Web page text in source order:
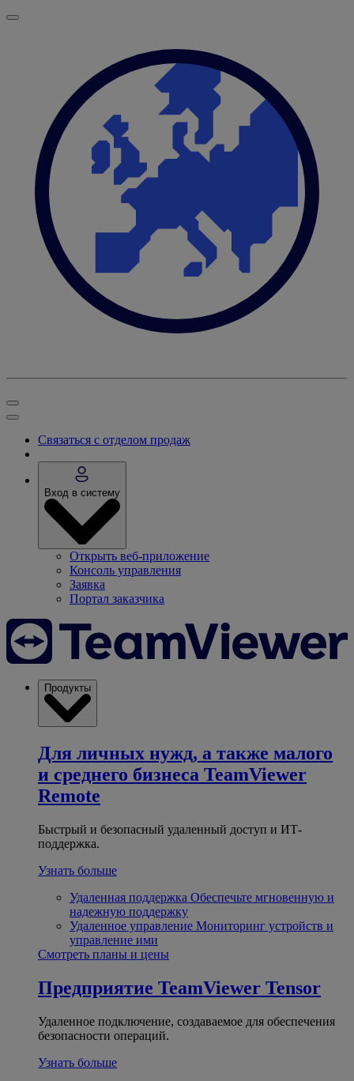
Связаться с отделом продаж
Вход в систему
Открыть веб-приложение
Консоль управления
Заявка
Портал заказчика
Продукты
Для личных нужд, а также малого
и среднего бизнеса TeamViewer
Remote
Быстрый и безопасный удаленный доступ и ИТ-
поддержка.
Узнать больше
Удаленная поддержка Обеспечьте мгновенную и
надежную поддержку
Удаленное управление Мониторинг устройств и
управление ими
Смотреть планы и цены
Предприятие TeamViewer Tensor
Удаленное подключение, создаваемое для обеспечения
безопасности операций.
Узнать больше